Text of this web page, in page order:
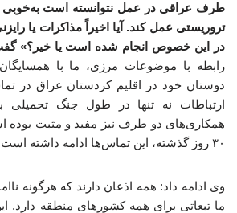
طرف عراقی در عمل نتوانسته است به‌خوبی
تروریستی عمل کند. آیا اخیراً مذاکرات یا
در این خصوص انجام شده است یا خیر؟»
رابطه با موضوعات مرزی، ما با
دوستان‌ خود در اقلیم کردستان عراق در
ارتباطات نه تنها در طول جنگ تحمیلی
۳۰ روز گذشته، این تماس‌ها ادامه داشته است.
وی ادامه داد: همه اذعان دارند که هرگونه
ما تبعاتی برای همه کشورهای منطقه دارد.